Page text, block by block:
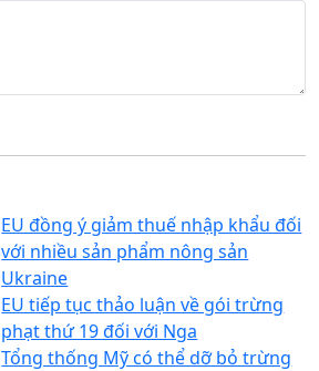
EU đồng ý giảm thuế nhập khẩu đối
với nhiều sản phẩm nông sản
Ukraine
EU tiếp tục thảo luận về gói trừng
phạt thứ 19 đối với Nga
Tổng thống Mỹ có thể dỡ bỏ trừng